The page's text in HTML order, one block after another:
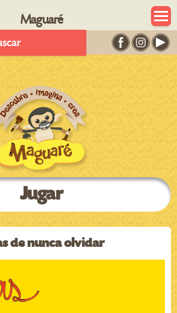
Maguaré
Jugar
de nunca olvidar